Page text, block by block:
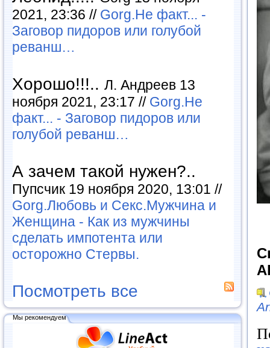
2021, 23:36 // Gorg.Не факт... -
Заговор пидоров или голубой
реванш…
Хорошо!!!.. Л. Андреев 13
ноября 2021, 23:17 // Gorg.Не
факт... - Заговор пидоров или
голубой реванш…
А зачем такой нужен?..
Пупсчик 19 ноября 2020, 13:01 //
Gorg.Любовь и Секс.Мужчина и
Женщина - Как из мужчины
сделать импотента или
осторожно Стервы.
Посмотреть все
Мы рекомендуем